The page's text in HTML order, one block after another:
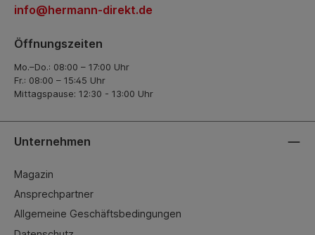
info@hermann-direkt.de
Öffnungszeiten
Mo.–Do.: 08:00 – 17:00 Uhr
Fr.: 08:00 – 15:45 Uhr
Mittagspause: 12:30 - 13:00 Uhr
Unternehmen
Magazin
Ansprechpartner
Allgemeine Geschäftsbedingungen